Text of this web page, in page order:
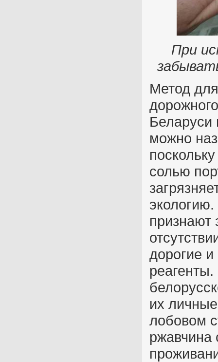
При
Метод
Беларуси
можно
солью
признают
дорогие
реагенты.
их
лобовом
ржавчина